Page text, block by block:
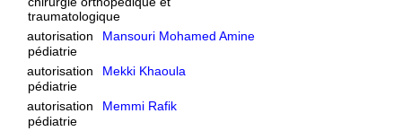
traumatologique
autorisation
Mansouri Mohamed Amine
pédiatrie
autorisation
Mekki Khaoula
pédiatrie
autorisation
Memmi Rafik
pédiatrie